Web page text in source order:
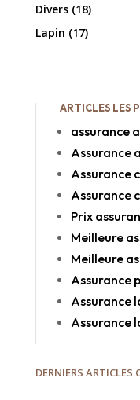
Divers(18)
Lapin (17)
ARTICLES LES
assurance
Assurance
Assurance
Assurance
Prix
Meilleure
Meilleure
Assurance
Assurance
Assurance
DERNIERS